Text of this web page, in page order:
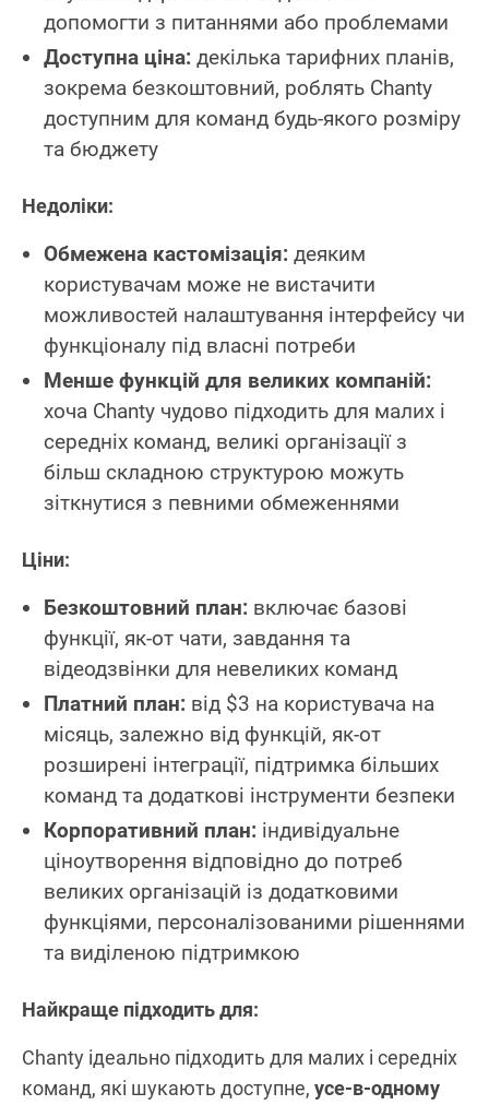
допомогти з питаннями або проблемами
Доступна ціна: декілька тарифних планів,
зокрема безкоштовний, роблять Chanty
доступним для команд будь-якого розміру
та бюджету
Недоліки:
Обмежена кастомізація: деяким
користувачам може не вистачити
можливостей налаштування інтерфейсу чи
функціоналу під власні потреби
Менше функцій для великих компаній:
хоча Chanty чудово підходить для малих і
середніх команд, великі організації з
більш складною структурою можуть
зіткнутися з певними обмеженнями
Ціни:
Безкоштовний план: включає базові
функції, як-от чати, завдання та
відеодзвінки для невеликих команд
Платний план: від $3 на користувача на
місяць, залежно від функцій, як-от
розширені інтеграції, підтримка більших
команд та додаткові інструменти безпеки
Корпоративний план: індивідуальне
ціноутворення відповідно до потреб
великих організацій із додатковими
функціями, персоналізованими рішеннями
та виділеною підтримкою
Найкраще підходить для:
Chanty ідеально підходить для малих і середніх
команд, які шукають доступне, усе-в-одному